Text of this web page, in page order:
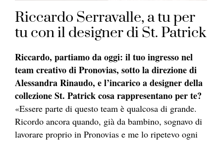
Riccardo Serravalle, a tu per
tu con il designer di St. Patrick
Riccardo, partiamo da oggi: il tuo ingresso nel
team creativo di Pronovias, sotto la direzione di
Alessandra Rinaudo, e l’incarico a designer della
collezione St. Patrick cosa rappresentano per te?
«Essere parte di questo team è qualcosa di grande.
Ricordo ancora quando, già da bambino, sognavo di
lavorare proprio in Pronovias e me lo ripetevo ogni